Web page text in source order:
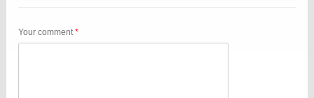
Your comment*